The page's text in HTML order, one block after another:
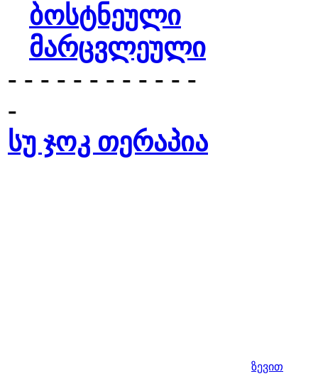
ბოსტნეული
მარცვლეული
- - - - - - - - - - - -
-
სუ ჯოკ თერაპია
ზევით